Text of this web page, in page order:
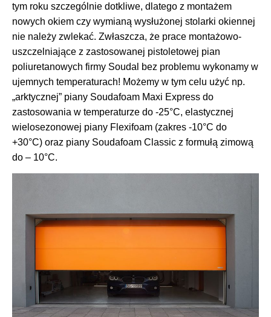
tym roku szczególnie dotkliwe, dlatego z montażem
nowych okiem czy wymianą wysłużonej stolarki okiennej
nie należy zwlekać. Zwłaszcza, że prace montażowo-
uszczelniające z zastosowanej pistoletowej pian
poliuretanowych firmy Soudal bez problemu wykonamy w
ujemnych temperaturach! Możemy w tym celu użyć np.
„arktycznej” piany Soudafoam Maxi Express do
zastosowania w temperaturze do -25°C, elastycznej
wielosezonowej piany Flexifoam (zakres -10°C do
+30°C) oraz piany Soudafoam Classic z formułą zimową
do – 10°C.